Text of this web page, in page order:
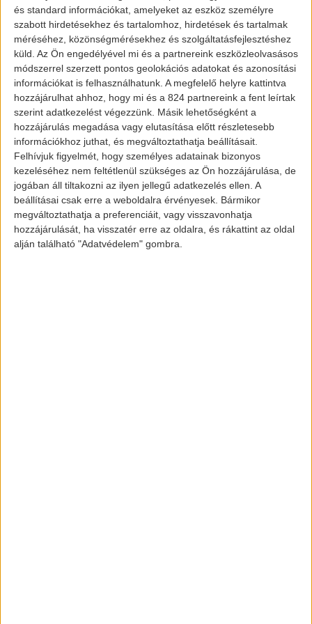
és standard információkat, amelyeket az eszköz személyre
szabott hirdetésekhez és tartalomhoz, hirdetések és tartalmak
méréséhez, közönségmérésekhez és szolgáltatásfejlesztéshez
küld. Az Ön engedélyével mi és a partnereink eszközleolvasásos
módszerrel szerzett pontos geolokációs adatokat és azonosítási
információkat is felhasználhatunk. A megfelelő helyre kattintva
hozzájárulhat ahhoz, hogy mi és a 824 partnereink a fent leírtak
szerint adatkezelést végezzünk. Másik lehetőségként a
hozzájárulás megadása vagy elutasítása előtt részletesebb
információkhoz juthat, és megváltoztathatja beállításait.
Felhívjuk figyelmét, hogy személyes adatainak bizonyos
kezeléséhez nem feltétlenül szükséges az Ön hozzájárulása, de
jogában áll tiltakozni az ilyen jellegű adatkezelés ellen. A
beállításai csak erre a weboldalra érvényesek. Bármikor
megváltoztathatja a preferenciáit, vagy visszavonhatja
hozzájárulását, ha visszatér erre az oldalra, és rákattint az oldal
alján található "Adatvédelem" gombra.
légszennyező gázt bocsátanak ki a kocsik.
Ez szinte a legjobbak közé sorolja mindkét
járművet ebben a kategóriában.
Land Rover Discovery